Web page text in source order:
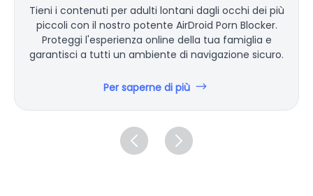
Tieni i contenuti per adulti lontani dagli occhi dei più
piccoli con il nostro potente AirDroid Porn Blocker.
Proteggi l'esperienza online della tua famiglia e
garantisci a tutti un ambiente di navigazione sicuro.
Per saperne di più